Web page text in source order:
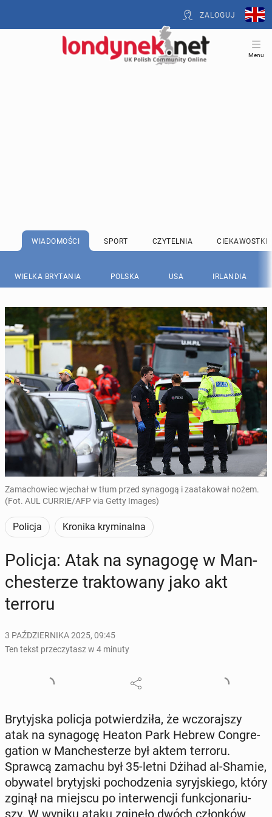
ZALOGUJ
Menu
WIADOMOŚCI SPORT CZYTELNIA CIEKAWOSTKI
WIELKA BRYTANIA POLSKA USA IRLANDIA
Zamachowiec wjechał w tłum przed synagogą i zaatakował nożem.
(Fot. AUL CURRIE/AFP via Getty Images)
Policja Kronika kryminalna
Policja: Atak na sy­na­go­gę w Man­
che­ste­rze trak­to­wa­ny jako akt
terroru
3 PAŹDZIERNIKA 2025, 09:45
Ten tekst przeczytasz w 4 minuty
Bry­tyj­ska policja po­twier­dzi­ła, że wczo­raj­szy
atak na sy­na­go­gę Heaton Park Hebrew Con­gre­
ga­tion w Man­che­ste­rze był aktem terroru.
Sprawcą zamachu był 35-letni Dżihad al-Shamie,
oby­wa­tel bry­tyj­ski po­cho­dze­nia sy­ryj­skie­go, który
zginął na miejscu po in­ter­wen­cji funk­cjo­na­riu­
szy. W wyniku ataku zginęło dwóch człon­ków